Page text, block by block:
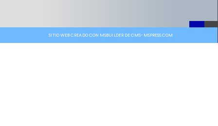
SITIO WEB CREADO CON MSBUILDER DE CMS-MSPRESS.COM